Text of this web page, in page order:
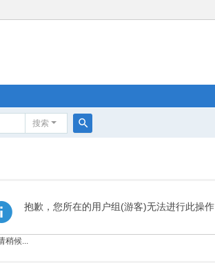
搜索
抱歉，您所在的用户组(游客)无法进行此操作
稍候...